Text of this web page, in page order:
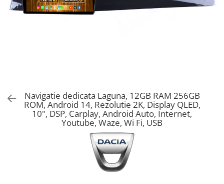
Navigatie dedicata Laguna, 12GB RAM 256GB
ROM, Android 14, Rezolutie 2K, Display QLED,
10", DSP, Carplay, Android Auto, Internet,
Youtube, Waze, Wi Fi, USB